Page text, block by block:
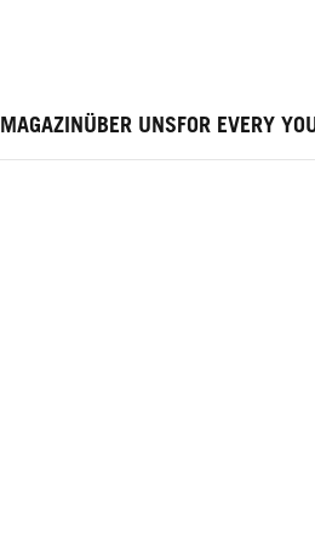
MAGAZINÜBER UNSFOR EVERY